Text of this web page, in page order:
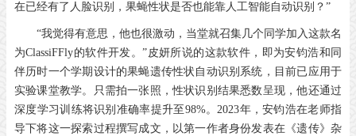
在已经有了人脸识别，果蝇性状是否也能靠人工智能自动识别？”
“我觉得有意思，他也很激动，当堂就召集几个同学加入这款名
为ClassiFFly的软件开发。”皮妍所说的这款软件，即为安钧浩和同
伴历时一个学期设计的果蝇遗传性状自动识别系统，目前已应用于
实验课堂教学。只需拍一张照，性状识别结果悉数呈现，他还通过
深度学习训练将识别准确率提升至98%。2023年，安钧浩在老师指
导下将这一探索过程撰写成文，以第一作者身份发表在《遗传》杂